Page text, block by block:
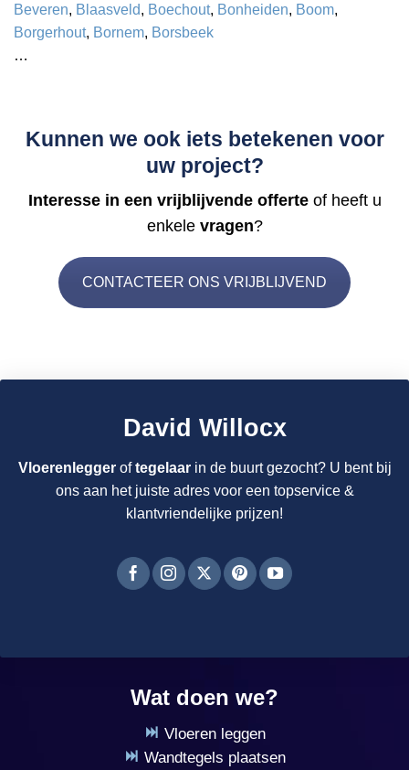
Beveren, Blaasveld, Boechout, Bonheiden, Boom,
Borgerhout, Bornem, Borsbeek
…
Kunnen we ook iets betekenen voor
uw project?
Interesse in een vrijblijvende offerte of heeft u
enkelevragen?
CONTACTEER ONS VRIJBLIJVEND
David Willocx
Vloerenleggeroftegelaarin de buurt gezocht? U bent bij
ons aan het juiste adres voor een topservice &
klantvriendelijke prijzen!
Wat doen we?
Vloeren leggen
Wandtegels plaatsen